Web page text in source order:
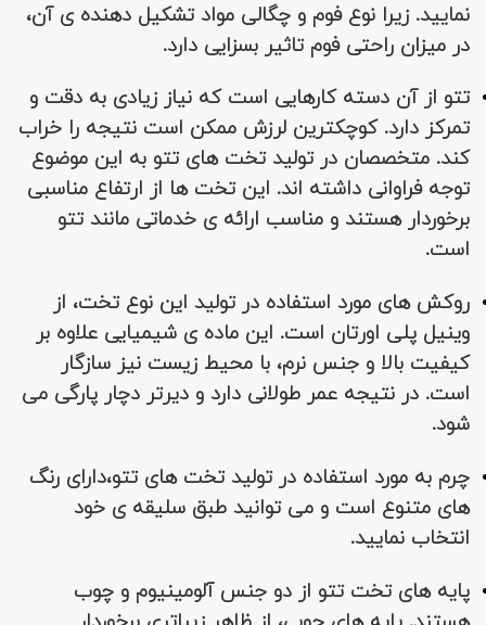
نمایید. زیرا نوع فوم و چگالی مواد تشکیل دهنده ی آن،
در میزان راحتی فوم تاثیر بسزایی دارد.
تتو از آن دسته کارهایی است که نیاز زیادی به دقت و
تمرکز دارد. کوچکترین لرزش ممکن است نتیجه را خراب
کند. متخصصان در تولید تخت های تتو به این موضوع
توجه فراوانی داشته اند. این تخت ها از ارتفاع مناسبی
برخوردار هستند و مناسب ارائه ی خدماتی مانند تتو
است.
روکش های مورد استفاده در تولید این نوع تخت، از
وینیل پلی اورتان است. این ماده ی شیمیایی علاوه بر
کیفیت بالا و جنس نرم، با محیط زیست نیز سازگار
است. در نتیجه عمر طولانی دارد و دیرتر دچار پارگی می
شود.
چرم به مورد استفاده در تولید تخت های تتو،دارای رنگ
های متنوع است و می توانید طبق سلیقه ی خود
انتخاب نمایید.
پایه های تخت تتو از دو جنس آلومینیوم و چوب